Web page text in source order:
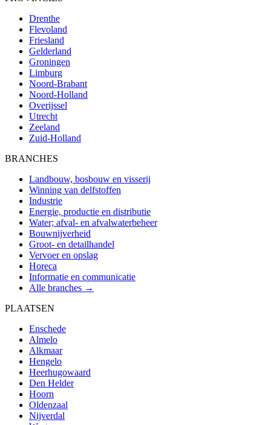
Drenthe
Flevoland
Friesland
Gelderland
Groningen
Limburg
Noord-Brabant
Noord-Holland
Overijssel
Utrecht
Zeeland
Zuid-Holland
BRANCHES
Landbouw, bosbouw en visserij
Winning van delfstoffen
Industrie
Energie, productie en distributie
Water; afval- en afvalwaterbeheer
Bouwnijverheid
Groot- en detailhandel
Vervoer en opslag
Horeca
Informatie en communicatie
Alle branches →
PLAATSEN
Enschede
Almelo
Alkmaar
Hengelo
Heerhugowaard
Den Helder
Hoorn
Oldenzaal
Nijverdal